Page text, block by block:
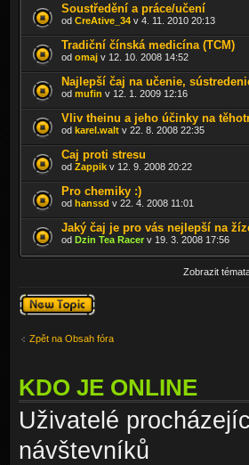
Soustředění a práce/učení
od CreAtive_34 v 4. 11. 2010 20:13
Tradiční čínská medicína (TCM)
od omaj v 12. 10. 2008 14:52
Najlepší čaj na učenie,
od mufin v 12. 1. 2009 12:16
Vliv theinu a jeho účinky na
od karel.walt v 22. 8. 2008 22:35
Caj proti stresu
od Zappik v 12. 9. 2008 20:22
Pro chemiky :)
od hanssd v 22. 4. 2008 11:01
Jaký čaj je pro vás nejlepší na
od Dzin Tea Racer v 19. 3. 2008 17:56
Zobrazit
Odeslat nové
téma
Zpět na Obsah fóra
KDO JE ONLINE
Uživatelé
návštevníků